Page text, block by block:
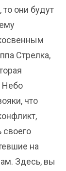
то они будут
Стрелка,
Небо
что
своего
на
Здесь, вы